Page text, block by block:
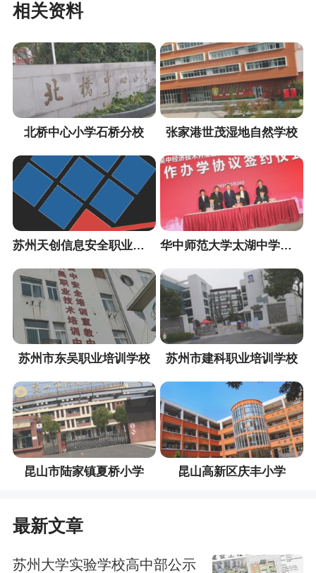
相关资料
北桥中心小学石桥分校 张家港世茂湿地自然学校
苏州天创信息安全职业培训中心 华中师范大学太湖中学（暂定名）
苏州市东吴职业培训学校 苏州市建科职业培训学校
昆山市陆家镇夏桥小学 昆山高新区庆丰小学
最新文章
苏州大学实验学校高中部公示